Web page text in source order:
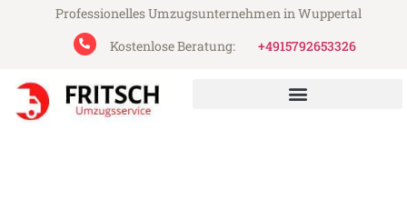
Professionelles Umzugsunternehmen in Wuppertal
Kostenlose Beratung:
+4915792653326